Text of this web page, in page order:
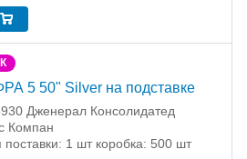
5 50" Silver на подставке
Дженерал Консолидатед
Компан
поставки: 1 шт коробка: 500 шт